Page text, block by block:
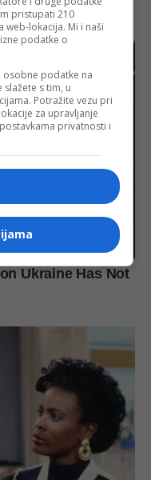
pristupati 210
lokacija. Mi i naši
podatke o
osobne podatke na
s tim, u
Potražite vezu pri
za upravljanje
privatnosti i